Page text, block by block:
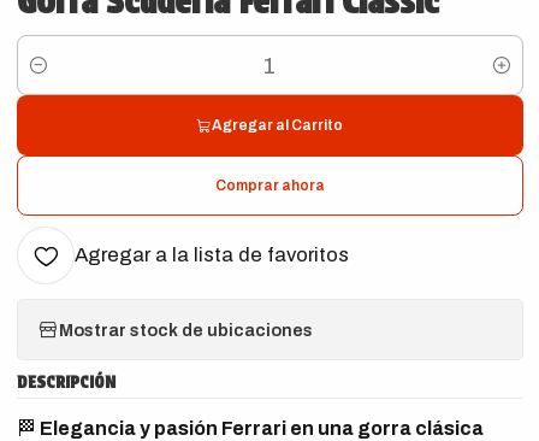
Cantidad
Agregar al Carrito
Comprar ahora
Agregar a la lista de favoritos
Mostrar stock de ubicaciones
DESCRIPCIÓN
🏁 Elegancia y pasión Ferrari en una gorra clásica